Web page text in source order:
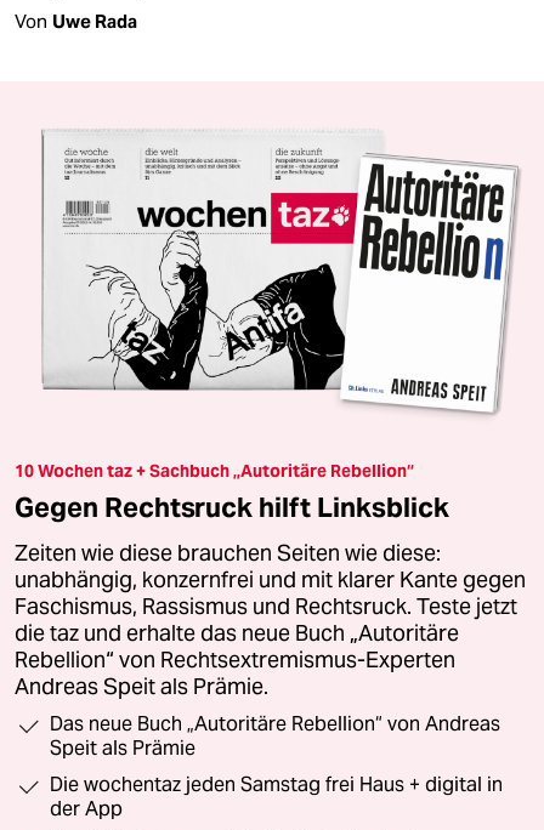
Von Uwe Rada
10 Wochen taz + Sachbuch „Autoritäre Rebellion“
Gegen Rechtsruck hilft Linksblick
Zeiten wie diese brauchen Seiten wie diese:
unabhängig, konzernfrei und mit klarer Kante gegen
Faschismus, Rassismus und Rechtsruck. Teste jetzt
die taz und erhalte das neue Buch „Autoritäre
Rebellion“ von Rechtsextremismus-Experten
Andreas Speit als Prämie.
Das neue Buch „Autoritäre Rebellion“ von Andreas
Speit als Prämie
Die wochentaz jeden Samstag frei Haus + digital in
der App